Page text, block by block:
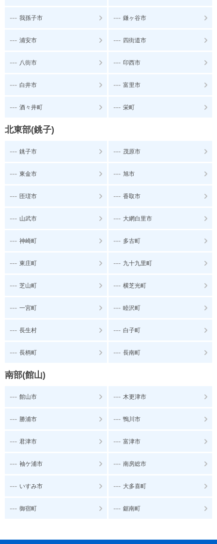
--- 我孫子市 --- 鎌ヶ谷市
--- 浦安市 --- 四街道市
--- 八街市 --- 印西市
--- 白井市 --- 富里市
--- 酒々井町 --- 栄町
北東部(銚子)
--- 銚子市 --- 茂原市
--- 東金市 --- 旭市
--- 匝瑳市 --- 香取市
--- 山武市 --- 大網白里市
--- 神崎町 --- 多古町
--- 東庄町 --- 九十九里町
--- 芝山町 --- 横芝光町
--- 一宮町 --- 睦沢町
--- 長生村 --- 白子町
--- 長柄町 --- 長南町
南部(館山)
--- 館山市 --- 木更津市
--- 勝浦市 --- 鴨川市
--- 君津市 --- 富津市
--- 袖ケ浦市 --- 南房総市
--- いすみ市 --- 大多喜町
--- 御宿町 --- 鋸南町